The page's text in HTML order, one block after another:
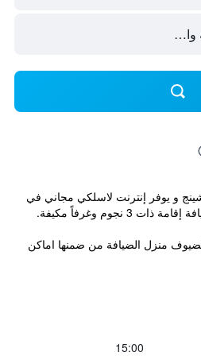
و يوفر إنترنت لاسلكي مجاني في
نجوم وغرفاً مكيفة.
منزل الضيافة من ضمنها اماكن
15:00